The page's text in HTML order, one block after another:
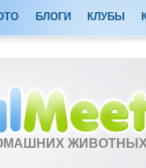
БЛОГИ КЛУБЫ